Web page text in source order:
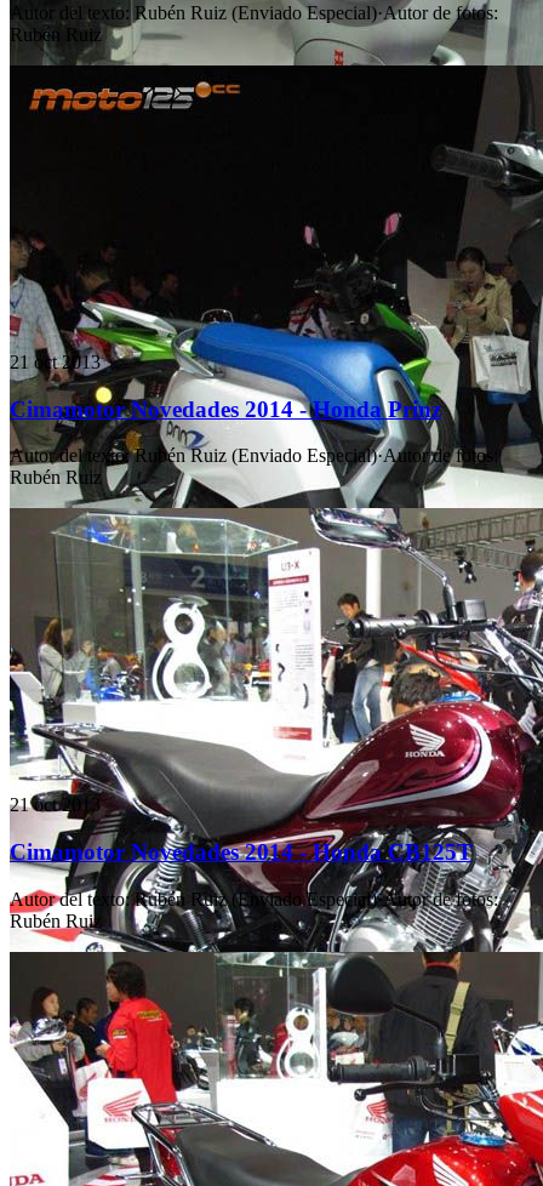
Autor del texto: Rubén Ruiz (Enviado Especial)·Autor de fotos:
Rubén Ruiz
21 oct 2013
Cimamotor Novedades 2014 - Honda Prinz
Autor del texto: Rubén Ruiz (Enviado Especial)·Autor de fotos
Rubén Ruiz
21 oct 2013
Cimamotor Novedades 2014 - Honda CB125T
Autor del texto: Rubén Ruiz (Enviado Especial)·Autor de fotos:
Rubén Ruiz